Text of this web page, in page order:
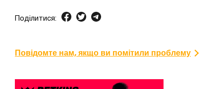
Поділитися:
Повідомте нам, якщо ви помітили проблему